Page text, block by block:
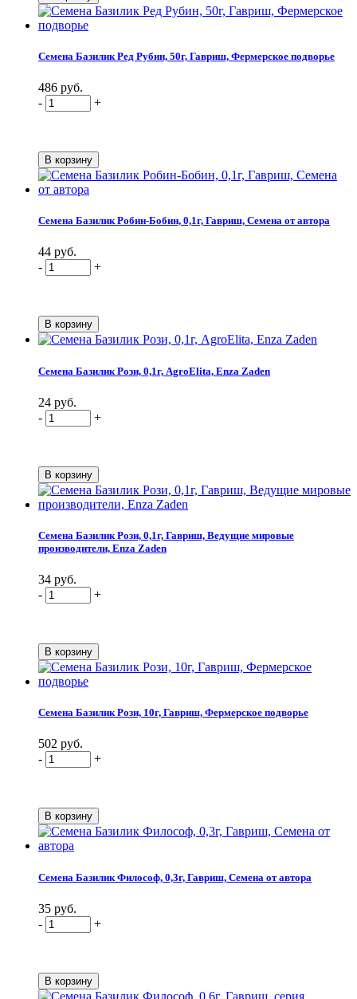
Семена Базилик Ред Рубин, 50г, Гавриш, Фермерское подворье
486 руб.
-
+
Семена Базилик Робин-Бобин, 0,1г, Гавриш, Семена от автора
44 руб.
-
+
Семена Базилик Рози, 0,1г, AgroElita, Enza Zaden
24 руб.
-
+
Семена Базилик Рози, 0,1г, Гавриш, Ведущие мировые
производители, Enza Zaden
34 руб.
-
+
Семена Базилик Рози, 10г, Гавриш, Фермерское подворье
502 руб.
-
+
Семена Базилик Философ, 0,3г, Гавриш, Семена от автора
35 руб.
-
+